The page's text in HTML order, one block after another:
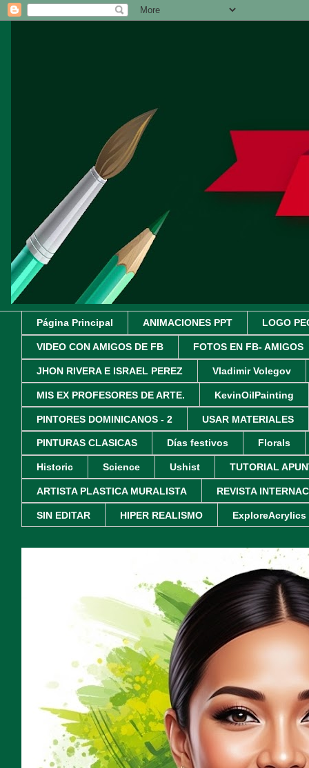
Página Principal ANIMACIONES PPT LOGO
VIDEO CON AMIGOS DE FB FOTOS EN FB- AMIGOS
JHON RIVERA E ISRAEL PEREZ Vladimir Volegov
MIS EX PROFESORES DE ARTE. KevinOilPainting
PINTORES DOMINICANOS - 2 USAR MATERIALES
PINTURAS CLASICAS Días festivos Florals
Historic Science Ushist TUTORIAL
ARTISTA PLASTICA MURALISTA REVISTA
SIN EDITAR HIPER REALISMO ExploreAcrylics